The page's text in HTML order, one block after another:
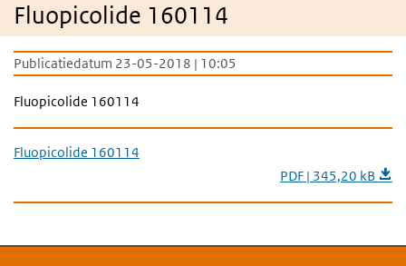
Fluopicolide 160114
Publicatiedatum 23-05-2018 | 10:05
Fluopicolide 160114
Fluopicolide 160114
PDF | 345,20 kB